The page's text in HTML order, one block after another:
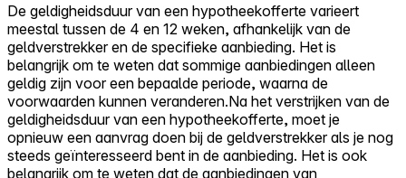
De geldigheidsduur van een hypotheekofferte varieert
meestal tussen de 4 en 12 weken, afhankelijk van de
geldverstrekker en de specifieke aanbieding. Het is
belangrijk om te weten dat sommige aanbiedingen alleen
geldig zijn voor een bepaalde periode, waarna de
voorwaarden kunnen veranderen.Na het verstrijken van de
geldigheidsduur van een hypotheekofferte, moet je
opnieuw een aanvrag doen bij de geldverstrekker als je nog
steeds geïnteresseerd bent in de aanbieding. Het is ook
belangrijk om te weten dat de aanbiedingen van